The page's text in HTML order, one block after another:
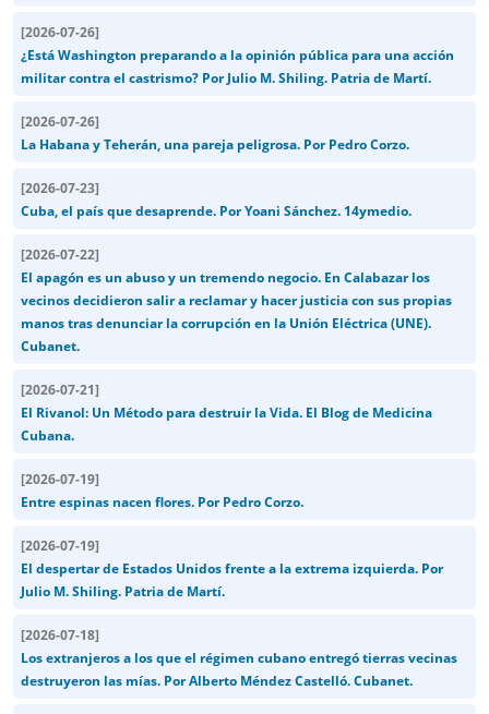
[2026-07-26]
¿Está Washington preparando a la opinión pública para una acción
militar contra el castrismo? Por Julio M. Shiling. Patria de Martí.
[2026-07-26]
La Habana y Teherán, una pareja peligrosa. Por Pedro Corzo.
[2026-07-23]
Cuba, el país que desaprende. Por Yoani Sánchez. 14ymedio.
[2026-07-22]
El apagón es un abuso y un tremendo negocio. En Calabazar los
vecinos decidieron salir a reclamar y hacer justicia con sus propias
manos tras denunciar la corrupción en la Unión Eléctrica (UNE).
Cubanet.
[2026-07-21]
El Rivanol: Un Método para destruir la Vida. El Blog de Medicina
Cubana.
[2026-07-19]
Entre espinas nacen flores. Por Pedro Corzo.
[2026-07-19]
El despertar de Estados Unidos frente a la extrema izquierda. Por
Julio M. Shiling. Patria de Martí.
[2026-07-18]
Los extranjeros a los que el régimen cubano entregó tierras vecinas
destruyeron las mías. Por Alberto Méndez Castelló. Cubanet.